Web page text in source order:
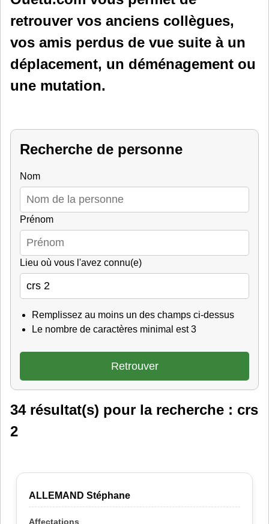
retrouver vos anciens collègues,
vos amis perdus de vue suite à un
déplacement, un déménagement ou
une mutation.
Recherche de personne
Nom
Prénom
Lieu où vous l'avez connu(e)
Remplissez au moins un des champs ci-dessus
Le nombre de caractères minimal est 3
34 résultat(s) pour la recherche : crs
2
ALLEMAND Stéphane